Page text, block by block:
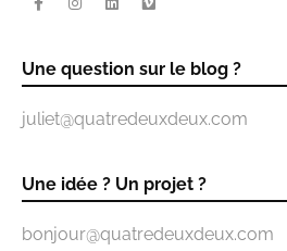
Une question sur le blog ?
juliet@quatredeuxdeux.com
Une idée ? Un projet ?
bonjour@quatredeuxdeux.com